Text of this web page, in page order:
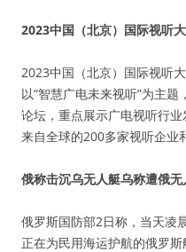
2023中国（北京）国际视听
2023中国（北京）国际视听
以“智慧广电未来视听”为主
论坛，重点展示广电视听行
来自全球的200多家视听企业
俄称击沉乌无人艇乌称遭俄
俄罗斯国防部2日称，当天凌
正在为民用海运护航的俄罗